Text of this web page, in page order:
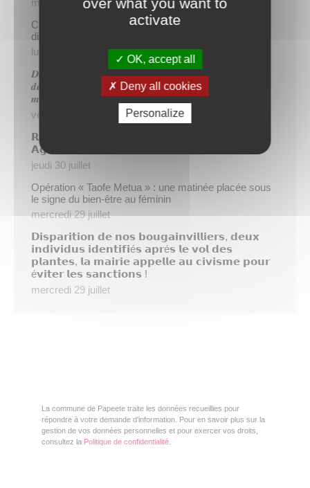
mercredi 5 août
Cinq demandeurs d’emploi de Papeete intègrent le
dispositif TIATURI AMO
lundi 3 août
𝑫𝒆𝒖𝒙 𝒔𝒂𝒑𝒆𝒖𝒓𝒔-𝒑𝒐𝒎𝒑𝒊𝒆𝒓𝒔 𝒅𝒆 𝑷𝒂𝒑𝒆𝒆𝒕𝒆 𝒂𝒖𝒙 𝒄𝒐̂𝒕𝒆́𝒔 𝒅𝒖
𝒅𝒆́𝒕𝒂𝒄𝒉𝒆𝒎𝒆𝒏𝒕 𝒑𝒐𝒍𝒚𝒏𝒆́𝒔𝒊𝒆𝒏 𝒆𝒏 𝒓𝒆𝒏𝒇𝒐𝒓𝒕 𝒅𝒆𝒔 𝒆́𝒒𝒖𝒊𝒑𝒆𝒔
𝒎𝒐𝒃𝒊𝒍𝒊𝒔𝒆́𝒆𝒔 𝒅𝒂𝒏𝒔 𝒍’𝑯𝒆𝒙𝒂𝒈𝒐𝒏𝒆
vendredi 31 juillet
𝗥é𝘂𝗻𝗶𝗼𝗻 𝗱’𝗶𝗻𝗳𝗼𝗿𝗺𝗮𝘁𝗶𝗼𝗻 𝘀𝘂𝗿 𝗹𝗮 𝗳𝗶𝗹𝗶è𝗿𝗲
𝗔𝗴𝗿𝗶𝗰𝗼𝗹𝗲
jeudi 30 juillet
Opération « Taofe Metua » : une matinée placée sous
le signe du bien-être au féminin
mercredi 29 juillet
𝗗𝗶𝘀𝗽𝗮𝗿𝗶𝘁𝗶𝗼𝗻 𝗱𝗲 𝗻𝗼𝘀 𝗯𝗼𝘂𝗴𝗮𝗶𝗻𝘃𝗶𝗹𝗹𝗶𝗲𝗿𝘀, 𝗱𝗲𝘂𝘅
𝗶𝗻𝗱𝗶𝘃𝗶𝗱𝘂𝘀 𝗶𝗱𝗲𝗻𝘁𝗶𝗳𝗶é𝘀 𝗮𝗽𝗿é𝘀 𝗹𝗲 𝘃𝗼𝗹 𝗱𝗲𝘀
𝗽𝗹𝗮𝗻𝘁𝗲𝘀, 𝗹𝗮 𝗺𝗮𝗶𝗿𝗶𝗲 𝗮𝗽𝗽𝗲𝗹𝗹𝗲 𝗮𝘂 𝗰𝗶𝘃𝗶𝘀𝗺𝗲 𝗽𝗼𝘂𝗿
é𝘃𝗶𝘁𝗲𝗿 𝗹𝗲𝘀 𝘀𝗮𝗻𝗰𝘁𝗶𝗼𝗻𝘀 !
mercredi 29 juillet
La commune de Papeete traite les données recueillies pour
répondre à votre demande d’information. Pour en savoir plus sur la
gestion de vos données personnelles et pour exercer vos droits,
consultez la Politique de confidentialité
activate
OK, accept all
Deny all cookies
Personalize